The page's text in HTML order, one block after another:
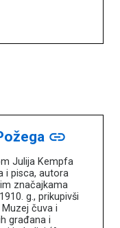
link
Julija Kempfa
i pisca, autora
značajkama
g., prikupivši
čuva i
građana i